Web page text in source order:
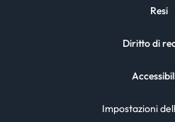
Resi
Diritto di
Impostazioni